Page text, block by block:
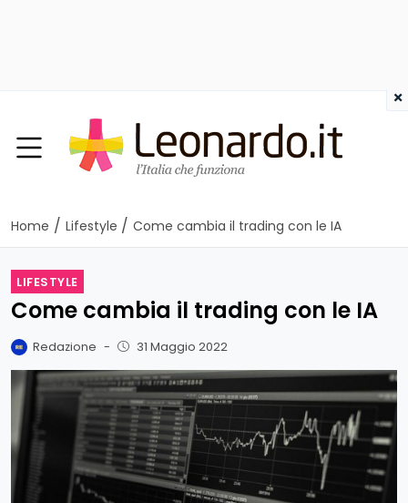
Home / Lifestyle / Come cambia il trading con le IA
LIFESTYLE
Come cambia il trading con le IA
Redazione - 31 Maggio 2022
×